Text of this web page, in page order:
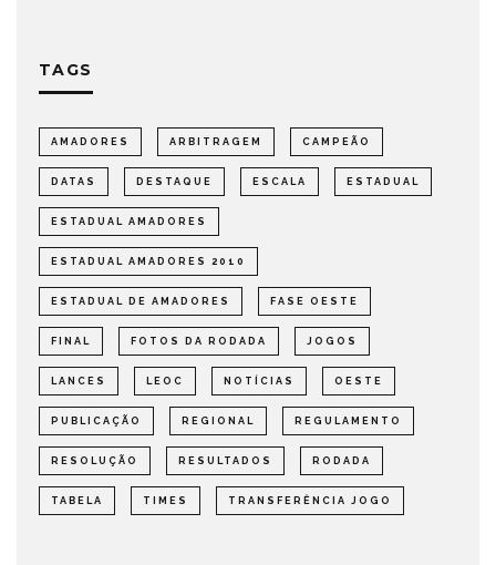
TAGS
AMADORES ARBITRAGEM CAMPEÃO
DATAS DESTAQUE ESCALA ESTADUAL
ESTADUAL AMADORES
ESTADUAL AMADORES 2010
ESTADUAL DE AMADORES FASE OESTE
FINAL FOTOS DA RODADA JOGOS
LANCES LEOC NOTÍCIAS OESTE
PUBLICAÇÃO REGIONAL REGULAMENTO
RESOLUÇÃO RESULTADOS RODADA
TABELA TIMES TRANSFERÊNCIA JOGO